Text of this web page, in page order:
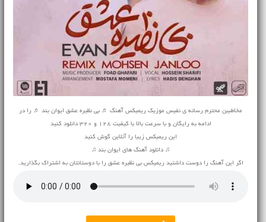
مخاطبین محترم رسانه ی نفیس موزیک ریمیکس آهنگ ♬ بی نظیره عشق ایوان بند ♬ را در
ادامه به رایگان و با سرعت بالا با کیفیت 128 و 320 دانلود کنید
این ریمیکس زیبا را آنلاین گوش کنید
♫ دانلود آهنگ های ایوان بند ♫
اگر این آهنگ را دوست داشتید ریمیکس بی نظیره عشق را با دوستانتان به اشتراک بگذارید.